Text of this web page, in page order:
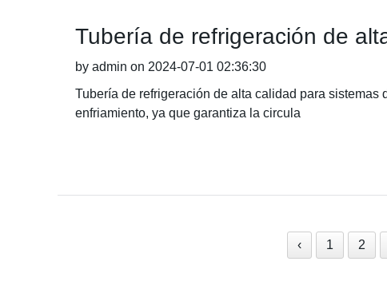
Tubería de refrigeración de
by admin on 2024-07-01 02:36:30
Tubería de refrigeración de alta calidad para
enfriamiento, ya que garantiza la circula
‹ 1 2